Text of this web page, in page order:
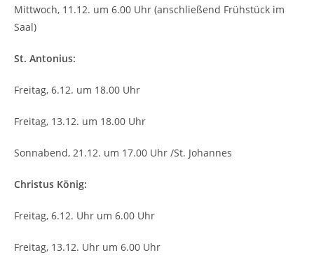
Mittwoch, 11.12. um 6.00 Uhr (anschließend Frühstück im
Saal)
St. Antonius:
Freitag, 6.12. um 18.00 Uhr
Freitag, 13.12. um 18.00 Uhr
Sonnabend, 21.12. um 17.00 Uhr /St. Johannes
Christus König:
Freitag, 6.12. Uhr um 6.00 Uhr
Freitag, 13.12. Uhr um 6.00 Uhr